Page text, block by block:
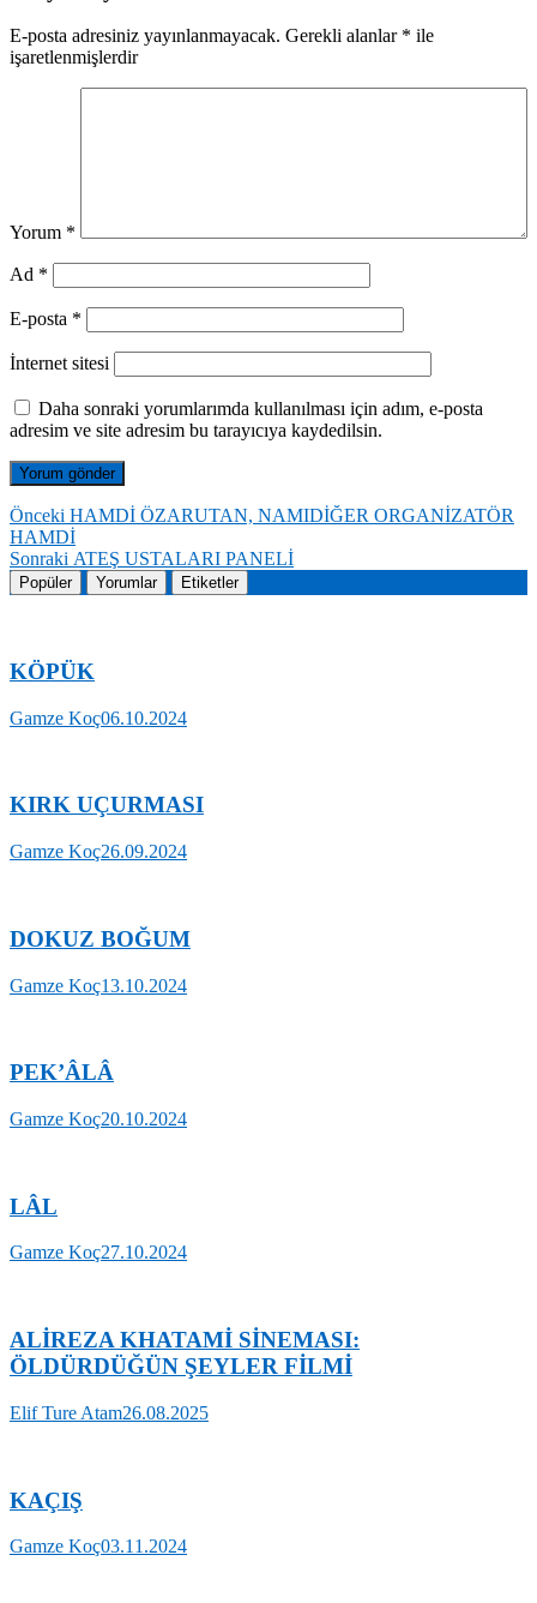
E-posta adresiniz yayınlanmayacak. Gerekli alanlar * ile
işaretlenmişlerdir
Yorum *
Ad *
E-posta *
İnternet sitesi
Daha sonraki yorumlarımda kullanılması için adım, e-posta
adresim ve site adresim bu tarayıcıya kaydedilsin.
Yazı
gezinmesi
Önceki Önceki
yazı:
HAMDİ ÖZARUTAN, NAMIDİĞER ORGANİZATÖR
HAMDİ
Sonraki Sonraki
yazı:
ATEŞ USTALARI PANELİ
Popüler Yorumlar Etiketler
KÖPÜK
Gamze Koç06.10.2024
KIRK UÇURMASI
Gamze Koç26.09.2024
DOKUZ BOĞUM
Gamze Koç13.10.2024
PEK’ÂLÂ
Gamze Koç20.10.2024
LÂL
Gamze Koç27.10.2024
ALİREZA KHATAMİ SİNEMASI:
ÖLDÜRDÜĞÜN ŞEYLER FİLMİ
Elif Ture Atam26.08.2025
KAÇIŞ
Gamze Koç03.11.2024